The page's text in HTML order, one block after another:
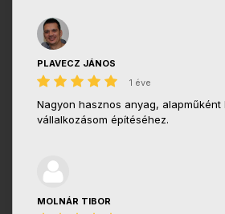
PLAVECZ JÁNOS
1 éve
Nagyon hasznos anyag, alapműként
vállalkozásom építéséhez.
MOLNÁR TIBOR